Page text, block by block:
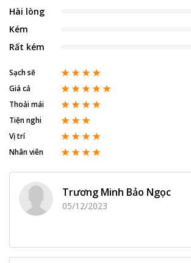
Hài lòng
Kém
Rất kém
Sạch sẽ
Giá cả
Thoải mái
Tiện nghi
Vị trí
Nhân viên
Trương Minh Bảo Ngọc
05/12/2023